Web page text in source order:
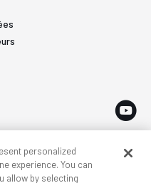
et cookies Conditions
personalized
experience. You can
allow by selecting